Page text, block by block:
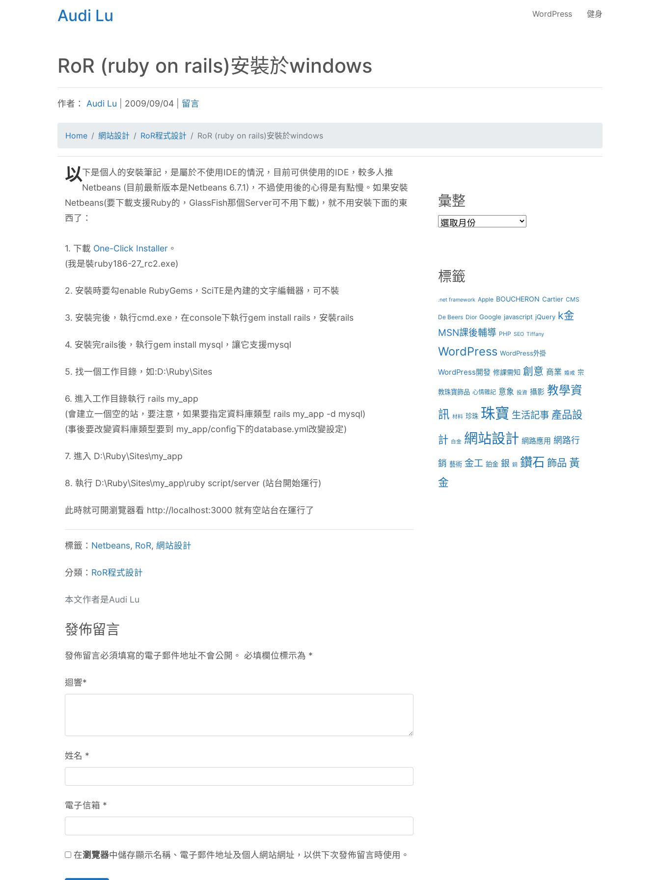
Audi Lu WordPress 健身
RoR (ruby on rails)安裝於windows
作者： Audi Lu 2009/09/04 留言
Home 網站設計 RoR程式設計 RoR (ruby on rails)安裝於windows
以下是個人的安裝筆記，是屬於不使用IDE的情況，目前可供使用的IDE，較多人推
Netbeans (目前最新版本是Netbeans 6.7.1)，不過使用後的心得是有點慢。如果安裝
Netbeans(要下載支援Ruby的，GlassFish那個Server可不用下載)，就不用安裝下面的東
西了：
1. 下載 One-Click Installer 。
(我是裝ruby186-27_rc2.exe)
2. 安裝時要勾enable RubyGems，SciTE是內建的文字編輯器，可不裝
3. 安裝完後，執行cmd.exe，在console下執行gem install rails，安裝rails
4. 安裝完rails後，執行gem install mysql，讓它支援mysql
5. 找一個工作目錄，如:D:\Ruby\Sites
6. 進入工作目錄執行 rails my_app
(會建立一個空的站，要注意，如果要指定資料庫類型 rails my_app -d mysql)
(事後要改變資料庫類型要到 my_app/config下的database.yml改變設定)
7. 進入 D:\Ruby\Sites\my_app
8. 執行 D:\Ruby\Sites\my_app\ruby script/server (站台開始運行)
此時就可開瀏覽器看 http://localhost:3000 就有空站台在運行了
標籤： Netbeans, RoR, 網站設計
分類： RoR程式設計
本文作者是Audi Lu
發佈留言
發佈留言必須填寫的電子郵件地址不會公開。 必填欄位標示為 *
迴響*
姓名 *
電子信箱 *
在瀏覽器中儲存顯示名稱、電子郵件地址及個人網站網址，以供下次發佈留言時使用。
彙整
彙
標籤
.net framework Apple BOUCHERON Cartier CMS
De Beers Dior Google javascript jQuery k金
MSN課後輔導 PHP SEO Tiffany
WordPress WordPress外掛
WordPress開發 修課需知 創意 商業 婚戒 宗
教珠寶飾品 心情雜記 意象 投資 攝影 教學資
訊 材料 珍珠 珠寶 生活記事 產品設
計 白金 網站設計 網路應用 網路行
銷 藝術 金工 鉑金 銀 銅 鑽石 飾品 黃
金